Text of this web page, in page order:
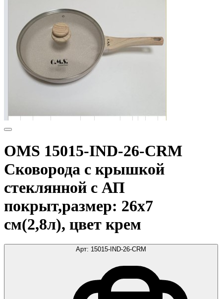
OMS 15015-IND-26-CRM
Сковорода с крышкой
стеклянной с АП
покрыт,размер: 26x7
см(2,8л), цвет крем
Арт: 15015-IND-26-CRM